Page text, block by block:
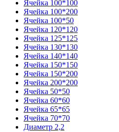
Ячейка 100*100
Ячейка 100*200
Ячейка 100*50
Ячейка 120*120
Ячейка 125*125
Ячейка 130*130
Ячейка 140*140
Ячейка 150*150
Ячейка 150*200
Ячейка 200*200
Ячейка 50*50
Ячейка 60*60
Ячейка 65*65
Ячейка 70*70
Диаметр 2,2